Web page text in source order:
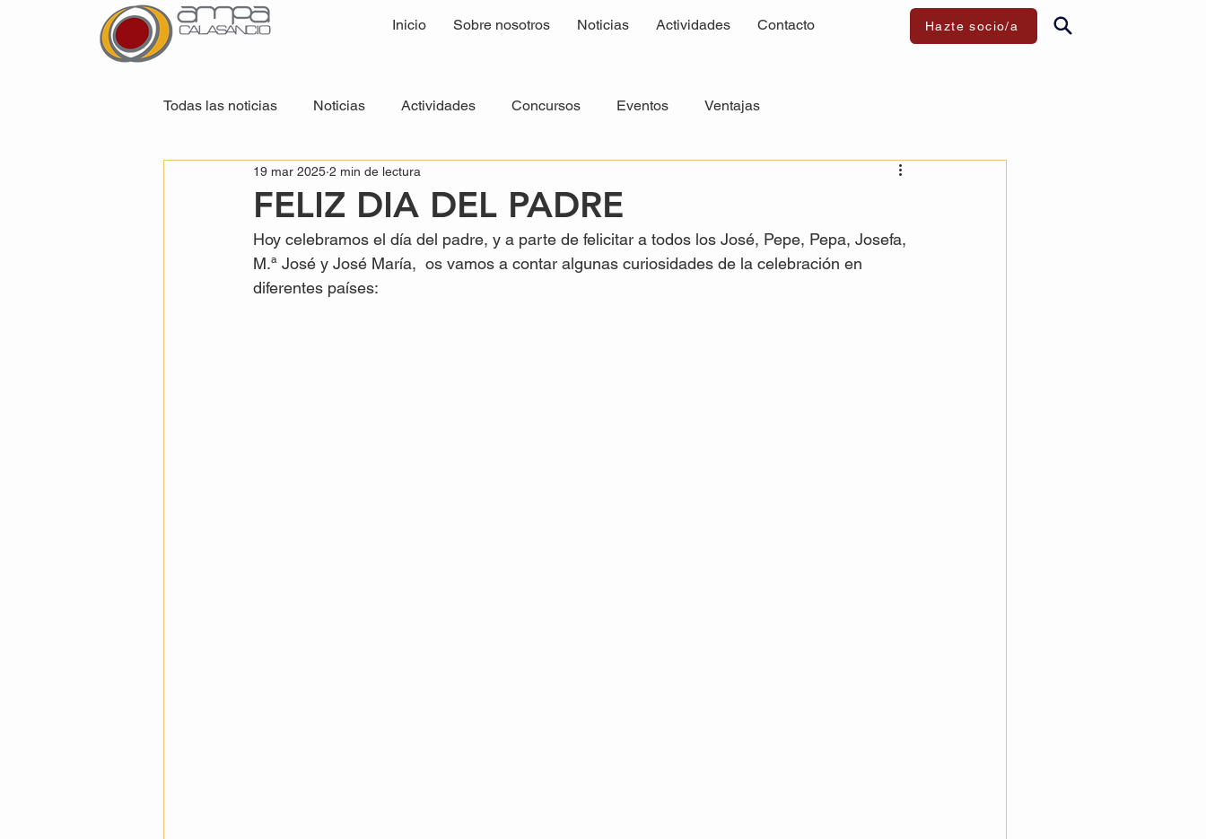
Inicio Sobre nosotros Noticias Actividades Contacto Hazte socio/a
Todas las noticias Noticias Actividades Concursos Eventos Ventajas
FELIZ DIA DEL PADRE
19 mar 2025 2 min de lectura
Hoy celebramos el día del padre, y a parte de felicitar a todos los José, Pepe, Pepa, Josefa,
M.ª José y José María,  os vamos a contar algunas curiosidades de la celebración en
diferentes países: